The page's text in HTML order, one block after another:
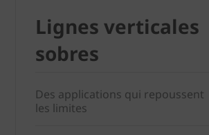
Lignes verticales
sobres
Des applications qui repoussent
les limites